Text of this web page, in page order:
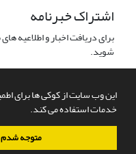
این وب سایت از کوکی ها برای
خدمات استفاده می کند.
متوجه شدم
اشتراک خبرنامه
برای دریافت اخبار و اطلاعیه
شوید.
سامانه مدیریت نشریات علمی.